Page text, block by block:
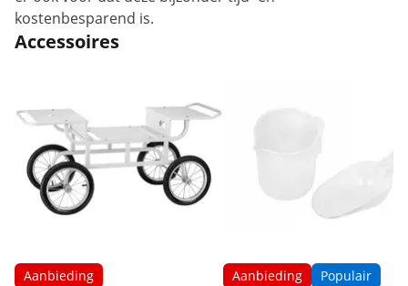
kostenbesparend is.
Accessoires
Aanbieding Aanbieding Populair